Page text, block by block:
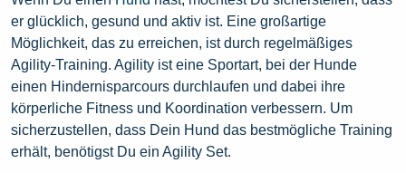
er glücklich, gesund und aktiv ist. Eine großartige
Möglichkeit, das zu erreichen, ist durch regelmäßiges
Agility-Training. Agility ist eine Sportart, bei der Hunde
einen Hindernisparcours durchlaufen und dabei ihre
körperliche Fitness und Koordination verbessern. Um
sicherzustellen, dass Dein Hund das bestmögliche Training
erhält, benötigst Du ein Agility Set.